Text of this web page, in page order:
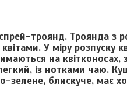
троянд. Троянда з
У міру розпуску
на квітконосах,
із нотками чаю.
блискуче, має